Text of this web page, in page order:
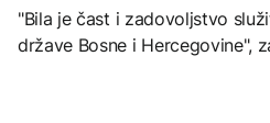
"Bila je čast i zadovoljstvo
države Bosne i Hercegovine",